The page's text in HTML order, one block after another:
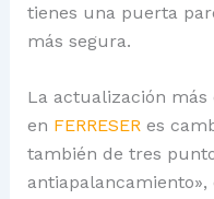
tienes una puerta
más segura.
La actualización
en FERRESERes
también de tres